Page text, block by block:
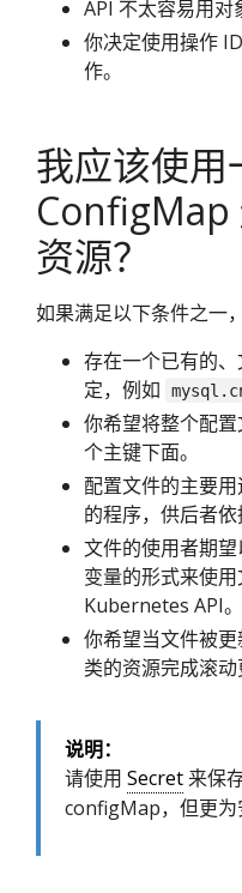
API 不太容易用对
你决定使用操作
作。
我应该使用
ConfigMap
资源？
如果满足以下条件之一
存在一个已有的
定，例如
你希望将整个配
个主键下面。
配置文件的主要
的程序，供后者依
文件的使用者期
变量的形式来使
Kubernetes API。
你希望当文件被
类的资源完成滚动
说明：
请使用 Secret 来保
configMap，但更为